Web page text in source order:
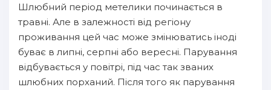
Шлюбний період метелики починається в
травні. Але в залежності від регіону
проживання цей час може змінюватись іноді
буває в липні, серпні або вересні. Парування
відбувається у повітрі, під час так званих
шлюбних порханий. Після того як парування